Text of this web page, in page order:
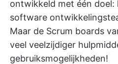
ontwikkeld met één doel:
software
Maar de Scrum boards
veel veelzijdiger
gebruiksmogelijkheden!